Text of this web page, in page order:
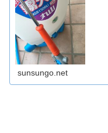
sunsungo.net